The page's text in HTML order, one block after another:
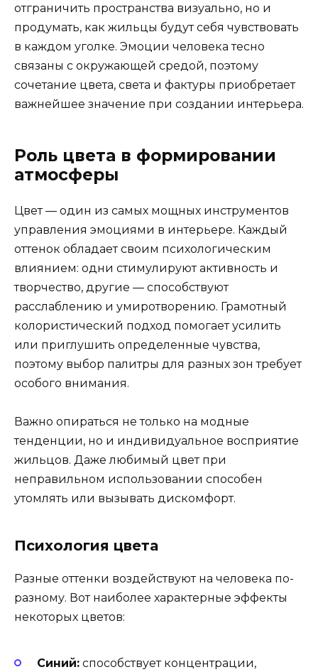
отграничить пространства визуально, но и
продумать, как жильцы будут себя чувствовать
в каждом уголке. Эмоции человека тесно
связаны с окружающей средой, поэтому
сочетание цвета, света и фактуры приобретает
важнейшее значение при создании интерьера.
Роль цвета в формировании
атмосферы
Цвет — один из самых мощных инструментов
управления эмоциями в интерьере. Каждый
оттенок обладает своим психологическим
влиянием: одни стимулируют активность и
творчество, другие — способствуют
расслаблению и умиротворению. Грамотный
колористический подход помогает усилить
или приглушить определенные чувства,
поэтому выбор палитры для разных зон требует
особого внимания.
Важно опираться не только на модные
тенденции, но и индивидуальное восприятие
жильцов. Даже любимый цвет при
неправильном использовании способен
утомлять или вызывать дискомфорт.
Психология цвета
Разные оттенки воздействуют на человека по-
разному. Вот наиболее характерные эффекты
некоторых цветов:
Синий: способствует концентрации,